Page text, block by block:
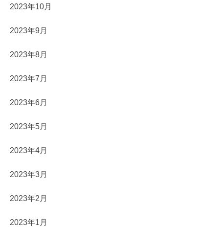
2023年10月
2023年9月
2023年8月
2023年7月
2023年6月
2023年5月
2023年4月
2023年3月
2023年2月
2023年1月